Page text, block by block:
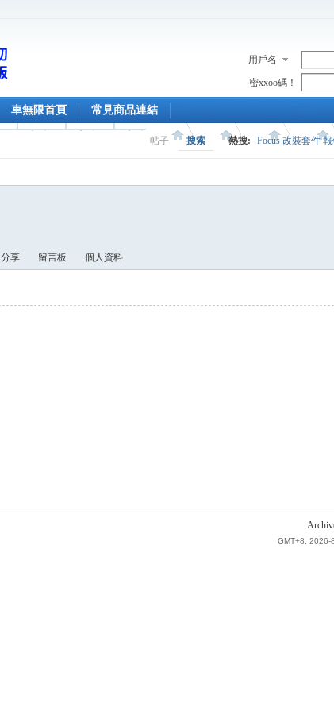
用戶名
密xxoo碼！
車無限首頁 常見商品連結
帖子 搜索 熱搜: Focus 改裝套件
分享 留言板 個人資料
GMT+8, 2026-